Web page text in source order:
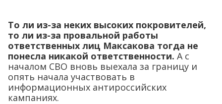
То ли из-за неких высоких покровителей,
то ли из-за провальной работы
ответственных лиц Максакова тогда не
понесла никакой ответственности. А с
началом СВО вновь выехала за границу и
опять начала участвовать в
информационных антироссийских
кампаниях.